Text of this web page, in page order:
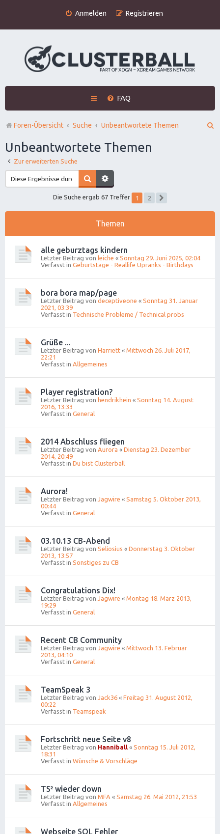
Anmelden Registrieren
FAQ
Foren-Übersicht Suche Unbeantwortete Themen
Unbeantwortete Themen
Zur erweiterten Suche
Die Suche ergab 67 Treffer 1
2
Themen
alle geburztags kindern
Letzter Beitrag von leiche « Sonntag 29. Juni 2025, 02:04
Verfasst in Geburtstage - Reallife Upranks - Birthdays
bora bora map/page
Letzter Beitrag von deceptiveone « Sonntag 31. Januar
2021, 03:39
Verfasst in Technische Probleme / Technical probs
Grüße ...
Letzter Beitrag von Harriett « Mittwoch 26. Juli 2017,
22:21
Verfasst in Allgemeines
Player registration?
Letzter Beitrag von hendrikhein « Sonntag 14. August
2016, 13:33
Verfasst in General
2014 Abschluss fliegen
Letzter Beitrag von Aurora « Dienstag 23. Dezember
2014, 20:49
Verfasst in Du bist Clusterball
Aurora!
Letzter Beitrag von Jagwire « Samstag 5. Oktober 2013,
00:44
Verfasst in General
03.10.13 CB-Abend
Letzter Beitrag von Seliosius « Donnerstag 3. Oktober
2013, 13:57
Verfasst in Sonstiges zu CB
Congratulations Dix!
Letzter Beitrag von Jagwire « Montag 18. März 2013,
19:29
Verfasst in General
Recent CB Community
Letzter Beitrag von Jagwire « Mittwoch 13. Februar
2013, 04:10
Verfasst in General
TeamSpeak 3
Letzter Beitrag von Jack36 « Freitag 31. August 2012,
00:22
Verfasst in Teamspeak
Fortschritt neue Seite v8
Letzter Beitrag von Hanniball « Sonntag 15. Juli 2012,
18:31
Verfasst in Wünsche & Vorschläge
TS² wieder down
Letzter Beitrag von MFA « Samstag 26. Mai 2012, 21:53
Verfasst in Allgemeines
Webseite SQL Fehler